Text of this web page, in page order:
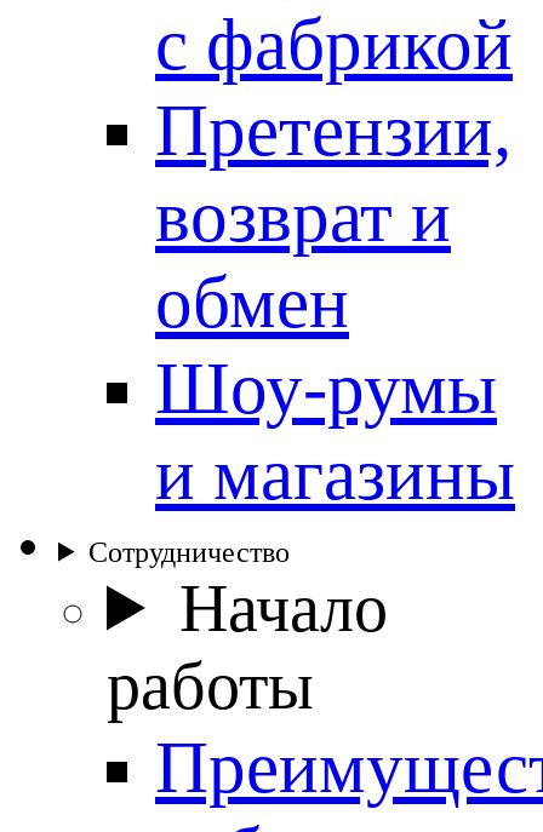
с фабрикой
Претензии,
возврат и
обмен
Шоу-румы
и магазины
Сотрудничество
Начало
работы